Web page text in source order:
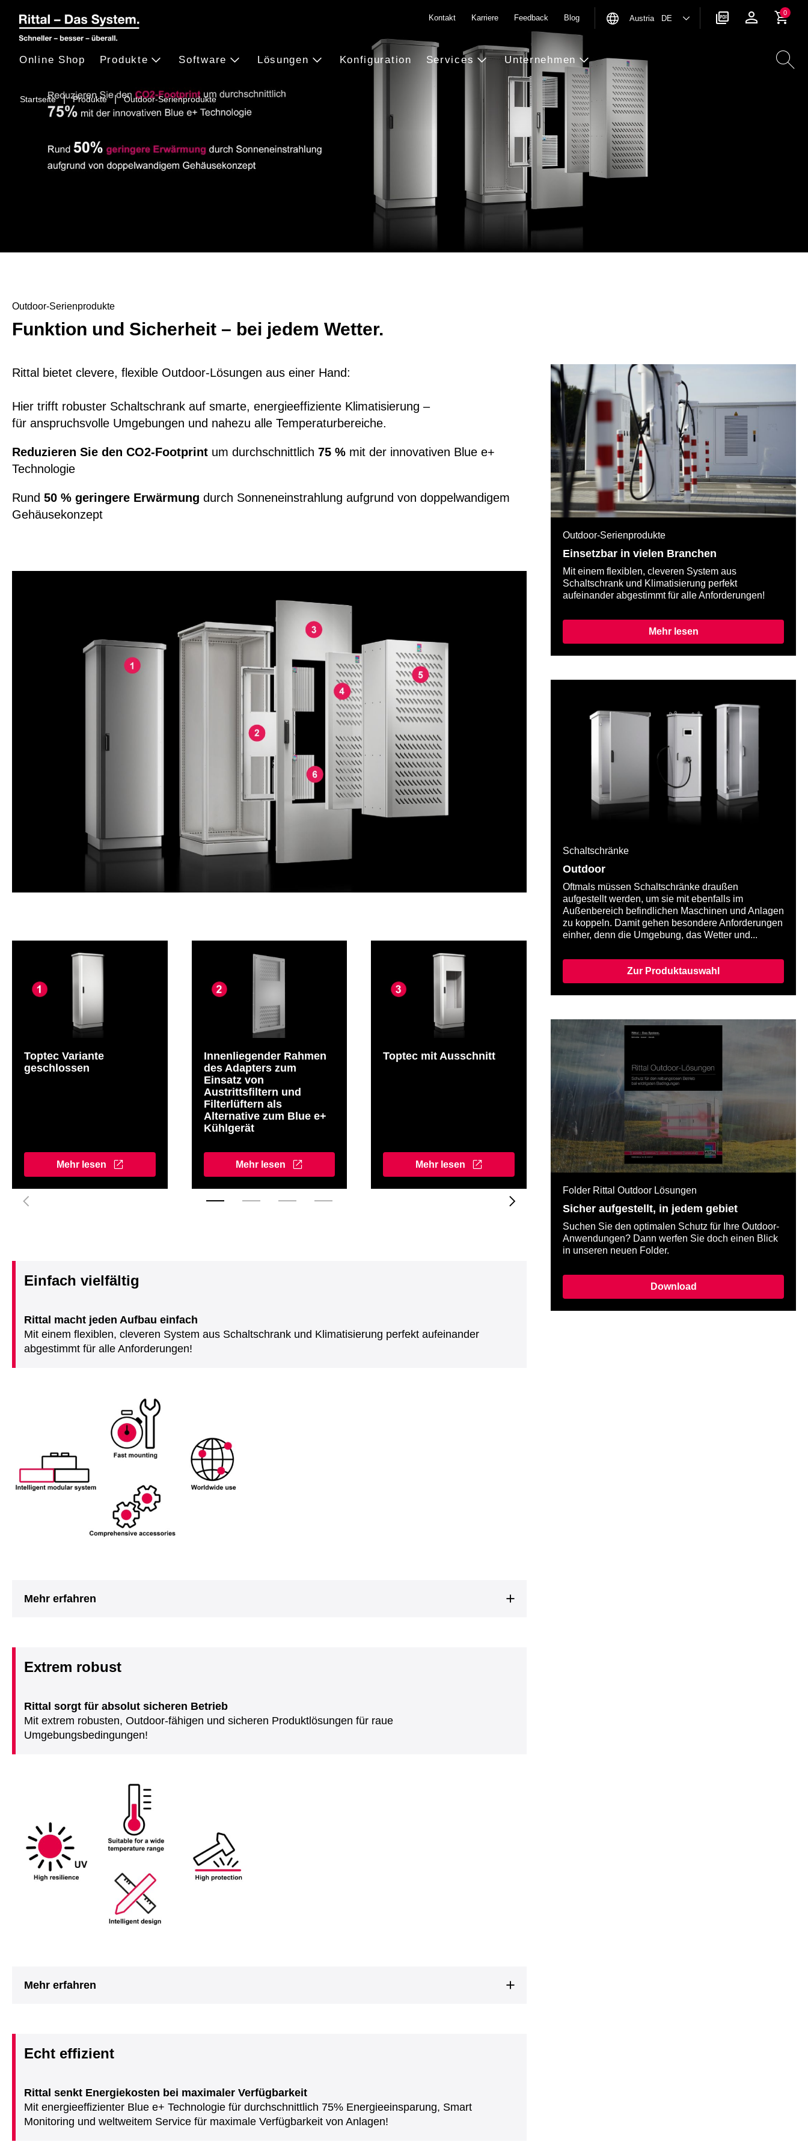
Startseite Produkte Outdoor-Serienprodukte
Online Shop Produkte Software Lösungen Konfiguration Services Unternehmen
Kontakt Karriere Feedback Blog Austria DE
0
Outdoor-Serienprodukte
Funktion und Sicherheit – bei jedem Wetter.
Rittal bietet clevere, flexible Outdoor-Lösungen aus einer Hand:
Hier trifft robuster Schaltschrank auf smarte, energieeffiziente Klimatisierung –
für anspruchsvolle Umgebungen und nahezu alle Temperaturbereiche.
Reduzieren Sie den CO2-Footprint um durchschnittlich 75 % mit der innovativen Blue e+
Technologie
Rund 50 % geringere Erwärmung durch Sonneneinstrahlung aufgrund von doppelwandigem
Gehäusekonzept
Toptec Variante
geschlossen
Mehr lesen
Innenliegender Rahmen
des Adapters zum
Einsatz von
Austrittsfiltern und
Filterlüftern als
Alternative zum Blue e+
Kühlgerät
Mehr lesen
Toptec mit Ausschnitt
Mehr lesen
Blende des Adapters
zum Einsatz von
Austrittsfiltern und
Filterlüftern als
Alternative zum Blue e+
Mehr lesen Mehr
Einfach vielfältig
Rittal macht jeden Aufbau einfach
Mit einem flexiblen, cleveren System aus Schaltschrank und Klimatisierung perfekt aufeinander
abgestimmt für alle Anforderungen!
Mehr erfahren
Extrem robust
Rittal sorgt für absolut sicheren Betrieb
Mit extrem robusten, Outdoor-fähigen und sicheren Produktlösungen für raue
Umgebungsbedingungen!
Mehr erfahren
Echt effizient
Rittal senkt Energiekosten bei maximaler Verfügbarkeit
Mit energieeffizienter Blue e+ Technologie für durchschnittlich 75% Energieeinsparung, Smart
Monitoring und weltweitem Service für maximale Verfügbarkeit von Anlagen!
Outdoor-Serienprodukte
Einsetzbar in vielen Branchen
Mit einem flexiblen, cleveren System aus
Schaltschrank und Klimatisierung perfekt
aufeinander abgestimmt für alle Anforderungen!
Mehr lesen
Schaltschränke
Outdoor
Oftmals müssen Schaltschränke draußen
aufgestellt werden, um sie mit ebenfalls im
Außenbereich befindlichen Maschinen und Anlagen
zu koppeln. Damit gehen besondere Anforderungen
einher, denn die Umgebung, das Wetter und...
Zur Produktauswahl
Folder Rittal Outdoor Lösungen
Sicher aufgestellt, in jedem gebiet
Suchen Sie den optimalen Schutz für Ihre Outdoor-
Anwendungen? Dann werfen Sie doch einen Blick
in unseren neuen Folder.
Download